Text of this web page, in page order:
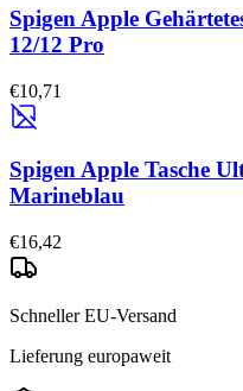
Spigen Apple
12/12 Pro
€10,71
Spigen Apple Tasche
Marineblau
€16,42
Schneller EU-Versand
Lieferung europaweit